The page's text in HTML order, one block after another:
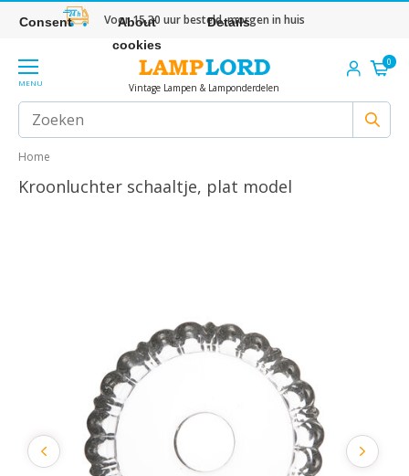
Voor 15.30 uur besteld, morgen in huis
MENU Vintage Lampen & Lamponderdelen
0
Home
Kroonluchter schaaltje, plat model
Consent
About
cookies
Details